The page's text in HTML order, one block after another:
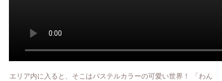
エリア内に入ると、そこはパステルカラーの可愛い世界！ 「わん